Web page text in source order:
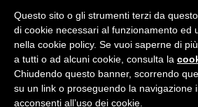
Ddl Lobby, Uisp: “Il Parlamento valorizzi
C.F.: 97029170582
Area Riservata 2.0
Questo sito o gli strumenti terzi da
di cookie necessari al funzionamento ed
nella cookie policy. Se vuoi saperne di
a tutti o ad alcuni cookie, consulta la
Chiudendo questo banner, scorrendo
su un link o proseguendo la navigazione
acconsenti all’uso dei cookie.